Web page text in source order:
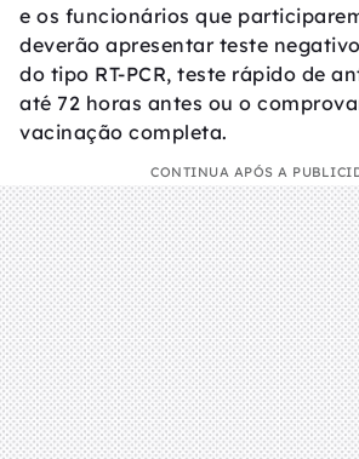
e os funcionários que
deverão apresentar teste
do tipo RT-PCR, teste rápido de
até 72 horas antes ou o
vacinação completa.
CONTINUA APÓS A